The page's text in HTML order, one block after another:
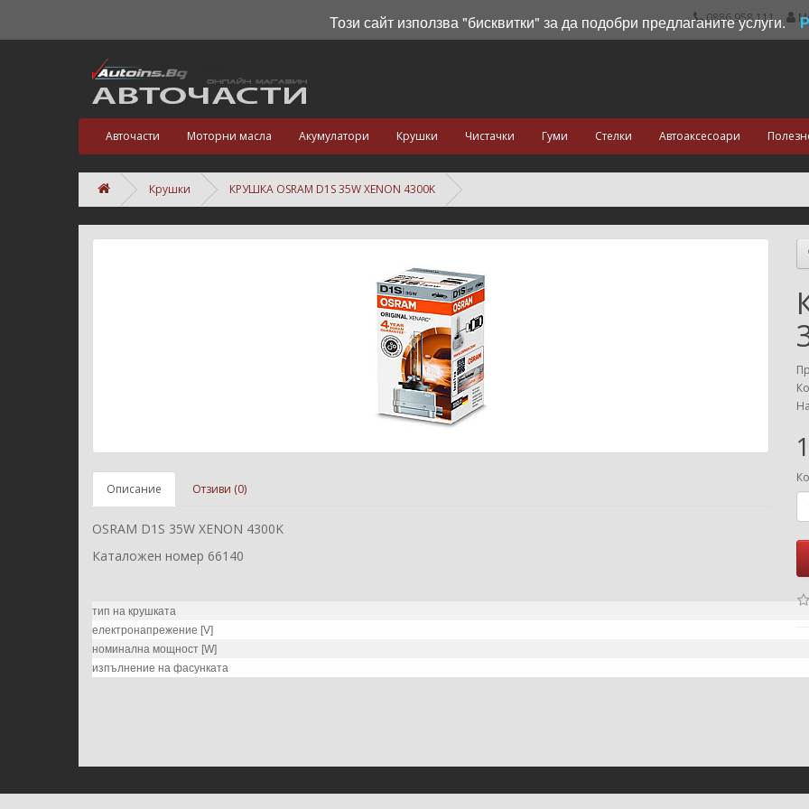
0886 958 111
Авточасти Моторни масла Акумулатори Крушки Чистачки Гуми Стелки Автоаксесоари
Крушки КРУШКА OSRAM D1S 35W XENON 4300K
Описание Отзиви (0)
OSRAM D1S 35W XENON 4300K
Каталожен номер 66140
тип на крушката
електронапрежение [V]
номинална мощност [W]
изпълнение на фасунката
Този сайт използва "бисквитки" за да подобри предлаганите услуги.